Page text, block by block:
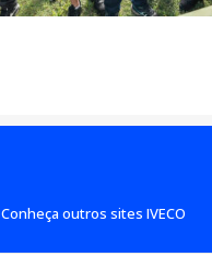
Conheça outros sites IVECO